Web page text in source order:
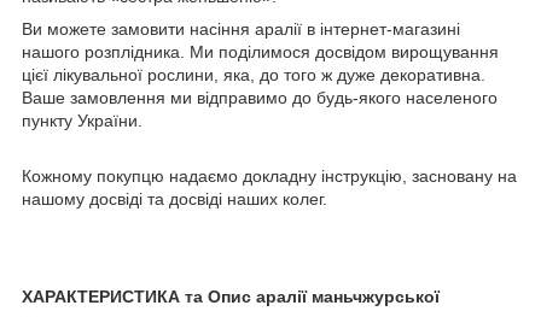
Ви можете замовити насіння аралії в інтернет-магазині
нашого розплідника. Ми поділимося досвідом вирощування
цієї лікувальної рослини, яка, до того ж дуже декоративна.
Ваше замовлення ми відправимо до будь-якого населеного
пункту України.
Кожному покупцю надаємо докладну інструкцію, засновану на
нашому досвіді та досвіді наших колег.
ХАРАКТЕРИСТИКА та Опис аралії маньчжурської